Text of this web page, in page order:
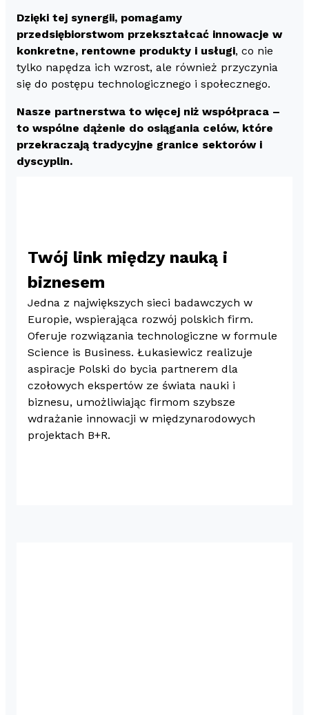
Dzięki tej synergii, pomagamy
przedsiębiorstwom przekształcać innowacje w
konkretne, rentowne produkty i usługi, co nie
tylko napędza ich wzrost, ale również przyczynia
się do postępu technologicznego i społecznego.
Nasze partnerstwa to więcej niż współpraca –
to wspólne dążenie do osiągania celów, które
przekraczają tradycyjne granice sektorów i
dyscyplin.
Twój link między nauką i
biznesem
Jedna z największych sieci badawczych w
Europie, wspierająca rozwój polskich firm.
Oferuje rozwiązania technologiczne w formule
Science is Business. Łukasiewicz realizuje
aspiracje Polski do bycia partnerem dla
czołowych ekspertów ze świata nauki i
biznesu, umożliwiając firmom szybsze
wdrażanie innowacji w międzynarodowych
projektach B+R.